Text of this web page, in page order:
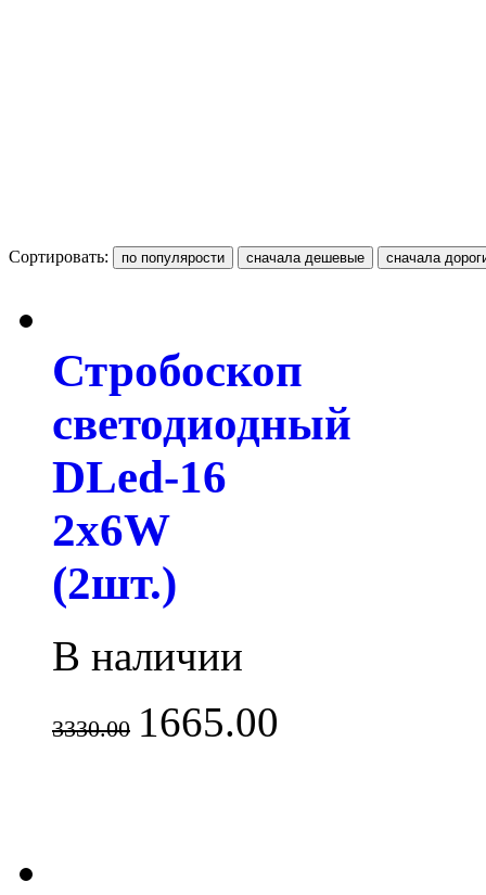
Сортировать:
Стробоскоп
светодиодный
DLed-16
2x6W
(2шт.)
В наличии
3330.00 1665.00